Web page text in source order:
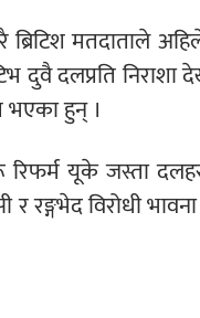
मतदाताले
दुवै दलप्रति निराशा
हुन् ।
यूके जस्ता
र रङ्गभेद विरोधी